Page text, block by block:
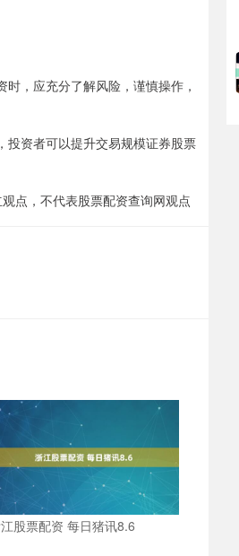
，应充分了解风险，谨慎操作，
投资者可以提升交易规模证券股票
点，不代表股票配资查询网观点
股票配资 每日猪讯8.6